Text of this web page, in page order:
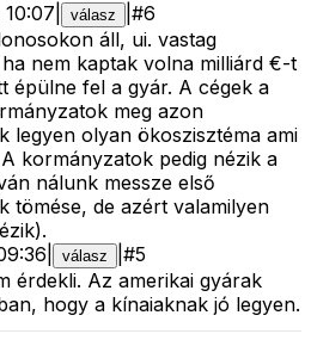
10:07 válasz #6
áll, ui. vastag
nem kaptak volna milliárd €-t
épülne fel a gyár. A cégek a
meg azon
legyen olyan ökoszisztéma ami
kormányzatok pedig nézik a
nálunk messze első
tömése, de azért valamilyen
válasz #5
érdekli. Az amerikai gyárak
hogy a kínaiaknak jó legyen.